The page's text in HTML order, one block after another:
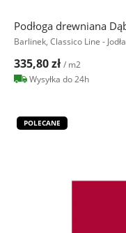
Podłoga drewniana
Barlinek, Classico Line -
335,80 zł / m2
Wysyłka do 24h
POLECANE